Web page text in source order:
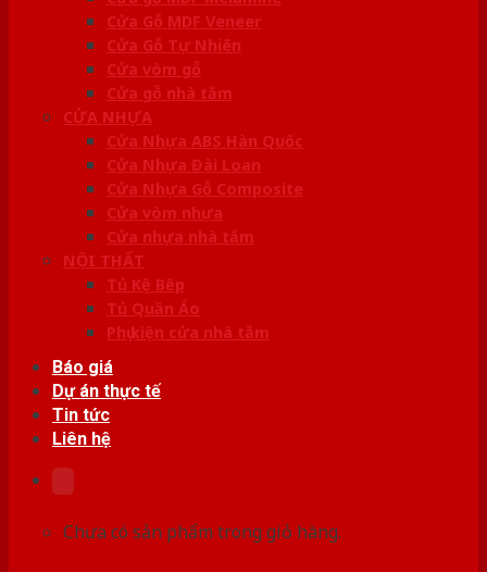
Cửa Gỗ MDF Veneer
Cửa Gỗ Tự Nhiên
Cửa vòm gỗ
Cửa gỗ nhà tắm
CỬA NHỰA
Cửa Nhựa ABS Hàn Quốc
Cửa Nhựa Đài Loan
Cửa Nhựa Gỗ Composite
Cửa vòm nhựa
Cửa nhựa nhà tắm
NỘI THẤT
Tủ Kệ Bếp
Tủ Quần Áo
Phụ kiện cửa nhà tắm
Báo giá
Dự án thực tế
Tin tức
Liên hệ
Chưa có sản phẩm trong giỏ hàng.